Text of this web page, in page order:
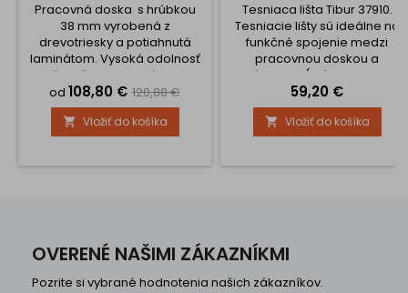
Pracovná doska s hrúbkou
38 mm vyrobená z
drevotriesky a potiahnutá
laminátom. Vysoká odolnosť
voči poškodeniu, námahe
alebo vysokej teplote pri
používaní. Na výber máte
polotovary alebo výrobok je
možné upraviť na mieru . V
vyberte...
od Cena
108,80 € Základná
cena
120,88 €
 Vložiť do košíka
Tesniaca lišta Tibur 37910.
Tesniacie lišty sú ideálne na
funkčné spojenie medzi
pracovnou doskou a
zástenou (prípadne aj s
obyčajnou stenou), s ktorými
farebne ladia. Tesniace lišty
Kaindl ponúkame v
štandardnej dĺžke 4000 mm.
Cena
59,20 €
 Vložiť do košíka
OVERENÉ NAŠIMI ZÁKAZNÍKMI
Pozrite si vybrané hodnotenia našich zákazníkov.